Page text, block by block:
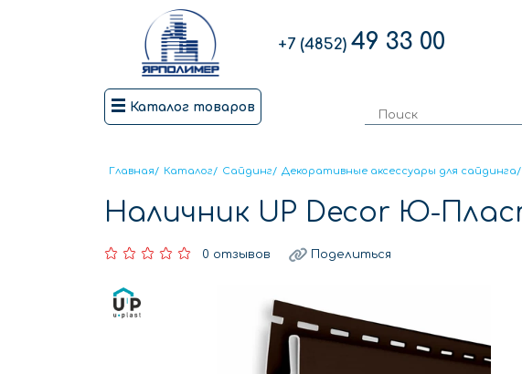
+7 (4852) 49 33 00
Каталог товаров
Главная/ Каталог/ Сайдинг/ Декоративные аксессуары для сайдинга/
Наличник UP Decor Ю-
0 отзывов Поделиться